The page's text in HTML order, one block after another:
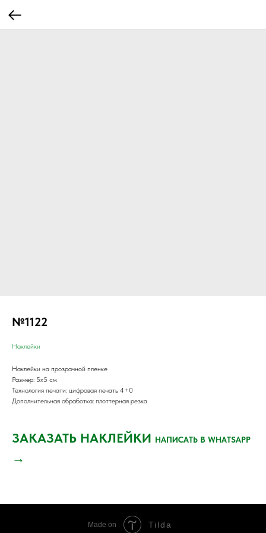
№1122
Наклейки
Наклейки на прозрачной пленке
Размер: 5х5 см
Технология печати: цифровая печать 4+0
Дополнительная обработка: плоттерная резка
ЗАКАЗАТЬ НАКЛЕЙКИ НАПИСАТЬ В WHATSAPP
→
Made on Tilda